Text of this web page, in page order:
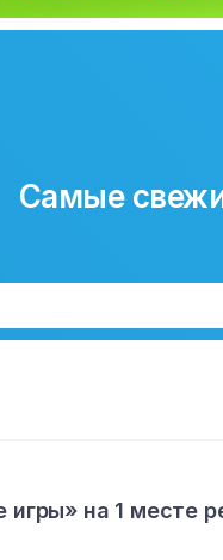
Самые
на 1 месте